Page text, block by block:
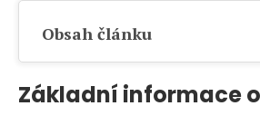
Obsah článku
Základní informace